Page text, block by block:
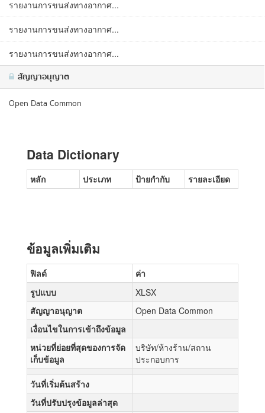
รายงานการขนส่งทางอากาศ...
รายงานการขนส่งทางอากาศ...
รายงานการขนส่งทางอากาศ...
สัญญาอนุญาต
Open Data Common
Data Dictionary
หลัก ประเภท ป้ายกำกับ รายละเอียด
ข้อมูลเพิ่มเติม
ฟิลด์
ค่า
รูปแบบ
XLSX
สัญญาอนุญาต
Open Data Common
เงื่อนไขในการเข้าถึงข้อมูล
หน่วยที่ย่อยที่สุดของการจัด
เก็บข้อมูล
บริษัท/ห้างร้าน/สถาน
ประกอบการ
วันที่เริ่มต้นสร้าง
วันที่ปรับปรุงข้อมูลล่าสุด